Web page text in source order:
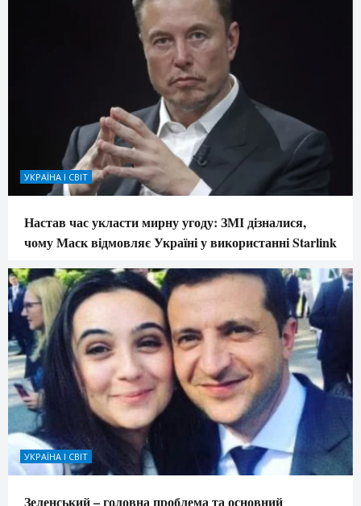
УКРАЇНА І СВІТ
Настав час укласти мирну угоду: ЗМІ дізналися,
чому Маск відмовляє Україні у використанні Starlink
УКРАЇНА І СВІТ
Зеленський – головна проблема та основний